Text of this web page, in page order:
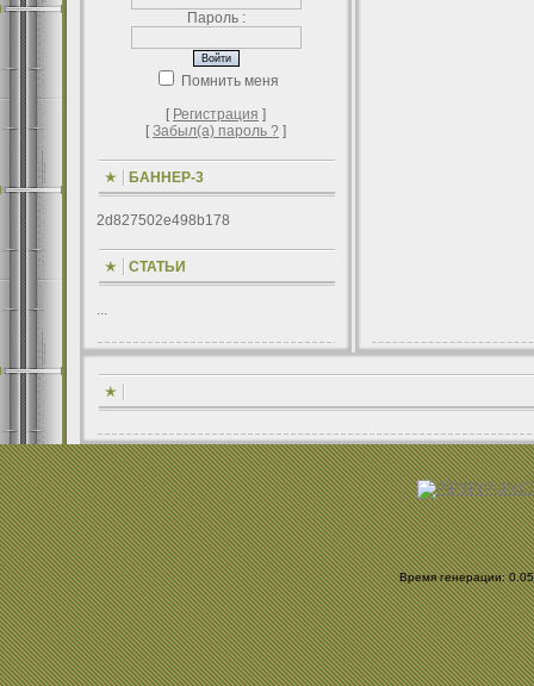
Пароль :
Помнить меня
[ Регистрация ]
[Забыл(а) пароль ? ]
БАННЕР-3
2d827502e498b178
СТАТЬИ
...
Время генерации: